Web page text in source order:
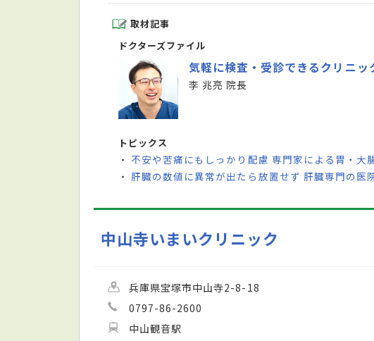
取材記事
ドクターズファイル
気軽に検査・受診できるクリニッ
李 兆亮 院長
トピックス
・ 不安や苦痛にもしっかり配慮 専門家による胃・大
・ 肝臓の数値に異常が出たら放置せず 肝臓専門の医
中山寺いまいクリニック
兵庫県宝塚市中山寺2-8-18
0797-86-2600
中山観音駅